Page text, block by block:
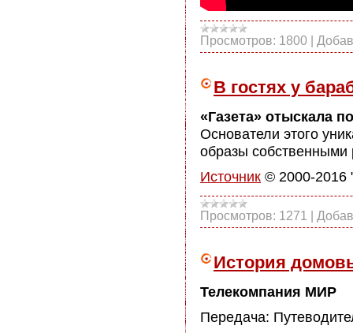
Просмотров: 1800 |
В гостях у
«Газета» отыскала
Основатели этого
образы
Источник © 2000-2016
Просмотров: 1271 |
История
Телекомпания МИР
Передача: